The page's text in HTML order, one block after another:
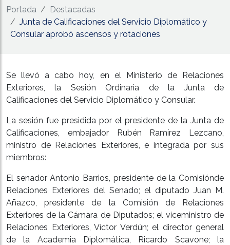
Portada
Destacadas
Junta de Calificaciones del Servicio Diplomático y
Consular aprobó ascensos y rotaciones
Se llevó a cabo hoy, en el Ministerio de Relaciones
Exteriores, la Sesión Ordinaria de la Junta de
Calificaciones del Servicio Diplomático y Consular.
La sesión fue presidida por el presidente de la Junta de
Calificaciones, embajador Rubén Ramírez Lezcano,
ministro de Relaciones Exteriores, e integrada por sus
miembros:
El senador Antonio Barrios, presidente de la Comisiónde
Relaciones Exteriores del Senado; el diputado Juan M.
Añazco, presidente de la Comisión de Relaciones
Exteriores de la Cámara de Diputados; el viceministro de
Relaciones Exteriores, Víctor Verdún; el director general
de la Academia Diplomática, Ricardo Scavone; la